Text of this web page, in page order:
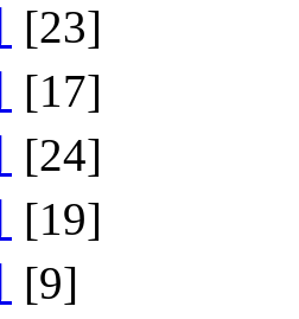
[23]
[17]
[24]
[19]
[9]